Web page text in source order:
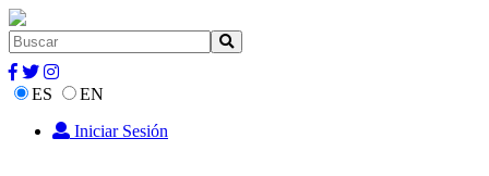
ES
EN
Iniciar Sesión